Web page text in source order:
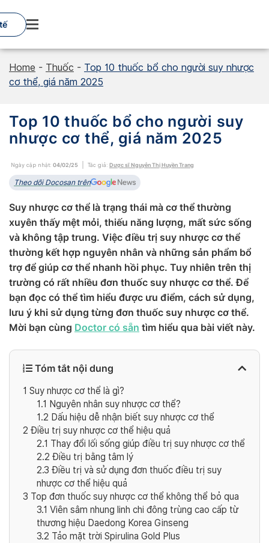
to
content
Home - Thuốc - Top 10 thuốc bổ cho người suy nhược
cơ thể, giá năm 2025
Top 10 thuốc bổ cho người suy
nhược cơ thể, giá năm 2025
Ngày cập nhật: 04/02/25 Tác giả: Dược sĩ Nguyễn Thị Huyền Trang
Theo dõi Docosan trên
Suy nhược cơ thể là trạng thái mà cơ thể thường
xuyên thấy mệt mỏi, thiếu năng lượng, mất sức sống
và không tập trung. Việc điều trị suy nhược cơ thể
thường kết hợp nguyên nhân và những sản phẩm bổ
trợ để giúp cơ thể nhanh hồi phục. Tuy nhiên trên thị
trường có rất nhiều đơn thuốc suy nhược cơ thể. Để
bạn đọc có thể tìm hiểu được ưu điểm, cách sử dụng,
lưu ý khi sử dụng từng đơn thuốc suy nhược cơ thể.
Mời bạn cùng Doctor có sẵn tìm hiểu qua bài viết này.
Tóm tắt nội dung
1 Suy nhược cơ thể là gì?
1.1 Nguyên nhân suy nhược cơ thể?
1.2 Dấu hiệu dễ nhận biết suy nhược cơ thể
2 Điều trị suy nhược cơ thể hiệu quả
2.1 Thay đổi lối sống giúp điều trị suy nhược cơ thể
2.2 Điều trị bằng tâm lý
2.3 Điều trị và sử dụng đơn thuốc điều trị suy
nhược cơ thể hiệu quả
3 Top đơn thuốc suy nhược cơ thể không thể bỏ qua
3.1 Viên sâm nhung linh chi đông trùng cao cấp từ
thương hiệu Daedong Korea Ginseng
3.2 Tảo mặt trời Spirulina Gold Plus